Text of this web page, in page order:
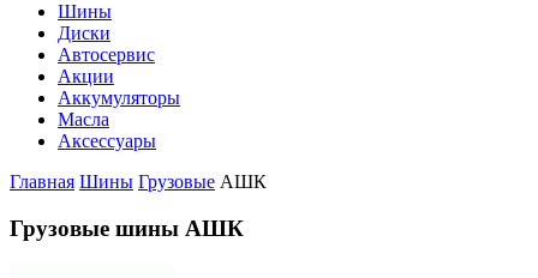
Шины
Диски
Автосервис
Акции
Аккумуляторы
Масла
Аксессуары
Главная Шины Грузовые АШК
Грузовые шины АШК